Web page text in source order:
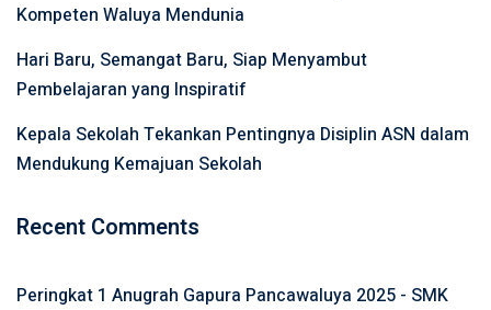
Kompeten Waluya Mendunia
Hari Baru, Semangat Baru, Siap Menyambut
Pembelajaran yang Inspiratif
Kepala Sekolah Tekankan Pentingnya Disiplin ASN dalam
Mendukung Kemajuan Sekolah
Recent Comments
Peringkat 1 Anugrah Gapura Pancawaluya 2025 - SMK